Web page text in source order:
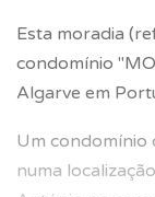
Esta moradia
condomínio
Algarve em
Um condomínio
numa